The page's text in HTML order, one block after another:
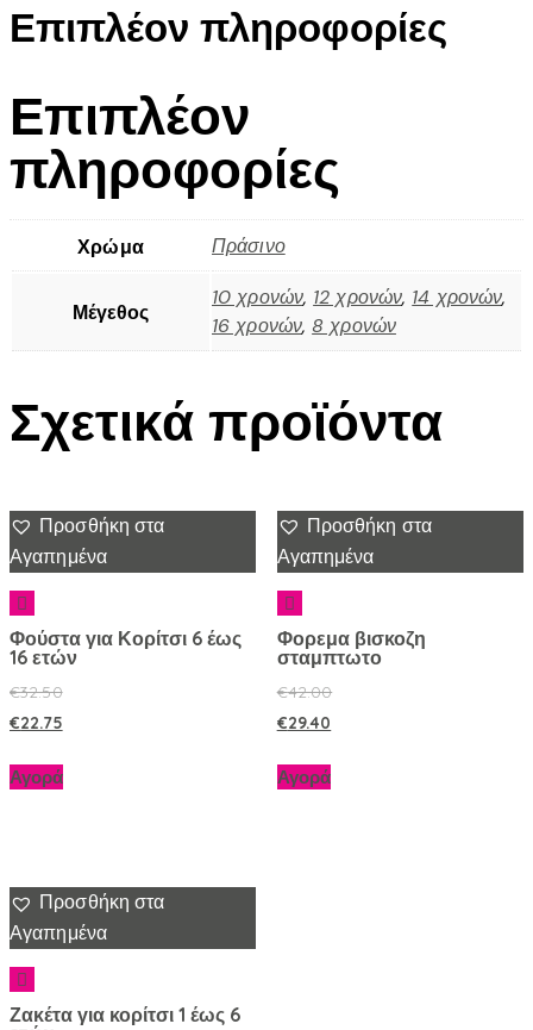
Επιπλέον πληροφορίες
Επιπλέον
πληροφορίες
Χρώμα Πράσινο
Μέγεθος
10 χρονών, 12 χρονών, 14 χρονών,
16 χρονών, 8 χρονών
Σχετικά προϊόντα
Προσθήκη στα
Αγαπημένα
Φούστα για Κορίτσι 6 έως
16 ετών
€32.50
€22.75
Αγορά
Προσθήκη στα
Αγαπημένα
Φορεμα βισκοζη
σταμπτωτο
€42.00
€29.40
Αγορά
Προσθήκη στα
Αγαπημένα
Ζακέτα για κορίτσι 1 έως 6